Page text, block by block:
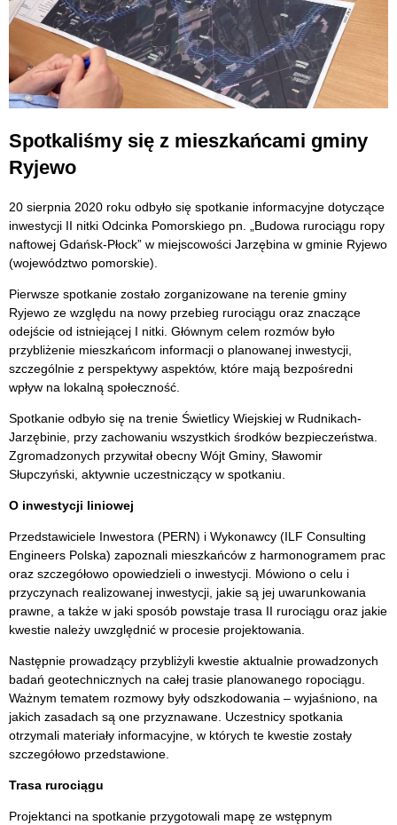
Spotkaliśmy się z mieszkańcami gminy
Ryjewo
20 sierpnia 2020 roku odbyło się spotkanie informacyjne dotyczące
inwestycji II nitki Odcinka Pomorskiego pn. „Budowa rurociągu ropy
naftowej Gdańsk-Płock” w miejscowości Jarzębina w gminie Ryjewo
(województwo pomorskie).
Pierwsze spotkanie zostało zorganizowane na terenie gminy
Ryjewo ze względu na nowy przebieg rurociągu oraz znaczące
odejście od istniejącej I nitki. Głównym celem rozmów było
przybliżenie mieszkańcom informacji o planowanej inwestycji,
szczególnie z perspektywy aspektów, które mają bezpośredni
wpływ na lokalną społeczność.
Spotkanie odbyło się na trenie Świetlicy Wiejskiej w Rudnikach-
Jarzębinie, przy zachowaniu wszystkich środków bezpieczeństwa.
Zgromadzonych przywitał obecny Wójt Gminy, Sławomir
Słupczyński, aktywnie uczestniczący w spotkaniu.
O inwestycji liniowej
Przedstawiciele Inwestora (PERN) i Wykonawcy (ILF Consulting
Engineers Polska) zapoznali mieszkańców z harmonogramem prac
oraz szczegółowo opowiedzieli o inwestycji. Mówiono o celu i
przyczynach realizowanej inwestycji, jakie są jej uwarunkowania
prawne, a także w jaki sposób powstaje trasa II rurociągu oraz jakie
kwestie należy uwzględnić w procesie projektowania.
Następnie prowadzący przybliżyli kwestie aktualnie prowadzonych
badań geotechnicznych na całej trasie planowanego ropociągu.
Ważnym tematem rozmowy były odszkodowania – wyjaśniono, na
jakich zasadach są one przyznawane. Uczestnicy spotkania
otrzymali materiały informacyjne, w których te kwestie zostały
szczegółowo przedstawione.
Trasa rurociągu
Projektanci na spotkanie przygotowali mapę ze wstępnym